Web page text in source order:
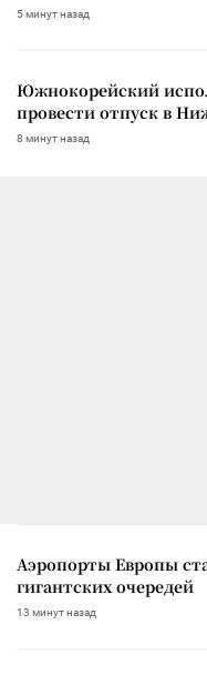
5 минут назад
Южнокорейский
провести отпуск в
8 минут назад
Аэропорты Европы
гигантских очередей
13 минут назад